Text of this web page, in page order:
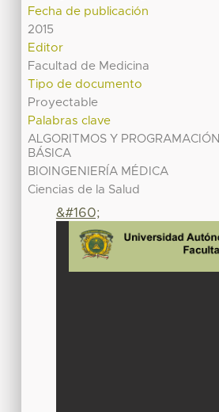
Fecha de publicación
2015
Editor
Facultad de Medicina
Tipo de documento
Proyectable
Palabras clave
ALGORITMOS Y PROGRAMACIÓN
BÁSICA
BIOINGENIERÍA MÉDICA
Ciencias de la Salud
&#160;